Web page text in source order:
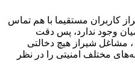
کاربران مستقیما با هم تماس
وجود ندارد، پس دقت
مشاغل شیراز هیچ دخالتی
مختلف امنیتی را در نظر